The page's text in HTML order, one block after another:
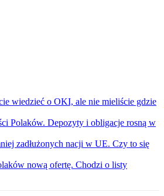
wiedzieć o OKI, ale nie mieliście gdzie
Polaków. Depozyty i obligacje rosną w
zadłużonych nacji w UE. Czy to się
nową ofertę. Chodzi o listy